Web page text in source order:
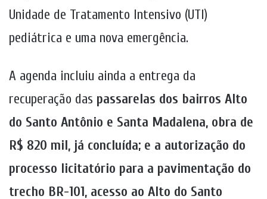
Unidade de Tratamento Intensivo (UTI)
pediátrica e uma nova emergência.
A agenda incluiu ainda a entrega da
recuperação das passarelas dos bairros Alto
do Santo Antônio e Santa Madalena, obra de
R$ 820 mil, já concluída; e a autorização do
processo licitatório para a pavimentação do
trecho BR-101, acesso ao Alto do Santo